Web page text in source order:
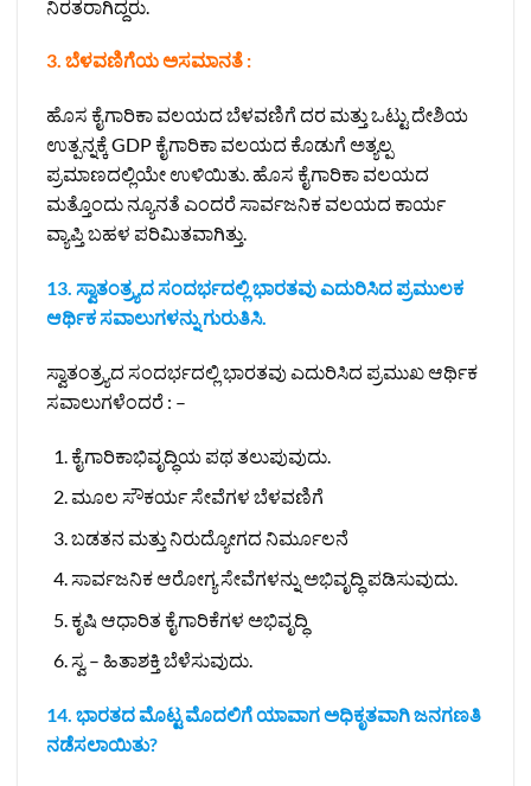
ನಿರತರಾಗಿದ್ದರು.
3. ಬೆಳವಣಿಗೆಯ ಅಸಮಾನತೆ :
ಹೊಸ ಕೈಗಾರಿಕಾ ವಲಯದ ಬೆಳವಣಿಗೆ ದರ ಮತ್ತು ಒಟ್ಟು ದೇಶಿಯ
ಉತ್ಪನ್ನಕ್ಕೆ GDP ಕೈಗಾರಿಕಾ ವಲಯದ ಕೊಡುಗೆ ಅತ್ಯಲ್ಪ
ಪ್ರಮಾಣದಲ್ಲಿಯೇ ಉಳಿಯಿತು. ಹೊಸ ಕೈಗಾರಿಕಾ ವಲಯದ
ಮತ್ತೊಂದು ನ್ಯೂನತೆ ಎಂದರೆ ಸಾರ್ವಜನಿಕ ವಲಯದ ಕಾರ್ಯ
ವ್ಯಾಪ್ತಿ ಬಹಳ ಪರಿಮಿತವಾಗಿತ್ತು.
13. ಸ್ವಾತಂತ್ರ್ಯದ ಸಂದರ್ಭದಲ್ಲಿ ಭಾರತವು ಎದುರಿಸಿದ ಪ್ರಮುಲಕ
ಆರ್ಥಿಕ ಸವಾಲುಗಳನ್ನು ಗುರುತಿಸಿ.
ಸ್ವಾತಂತ್ರ್ಯದ ಸಂದರ್ಭದಲ್ಲಿ ಭಾರತವು ಎದುರಿಸಿದ ಪ್ರಮುಖ ಆರ್ಥಿಕ
ಸವಾಲುಗಳೆಂದರೆ : –
ಕೈಗಾರಿಕಾಭಿವೃದ್ಧಿಯ ಪಥ ತಲುಪುವುದು.
ಮೂಲ ಸೌಕರ್ಯ ಸೇವೆಗಳ ಬೆಳವಣಿಗೆ
ಬಡತನ ಮತ್ತು ನಿರುದ್ಯೋಗದ ನಿರ್ಮೂಲನೆ
ಸಾರ್ವಜನಿಕ ಆರೋಗ್ಯ ಸೇವೆಗಳನ್ನು ಅಭಿವೃದ್ಧಿ ಪಡಿಸುವುದು.
ಕೃಷಿ ಆಧಾರಿತ ಕೈಗಾರಿಕೆಗಳ ಅಭಿವೃದ್ಧಿ
ಸ್ವ – ಹಿತಾಶಕ್ತಿ ಬೆಳೆಸುವುದು.
14. ಭಾರತದ ಮೊಟ್ಟ ಮೊದಲಿಗೆ ಯಾವಾಗ ಅಧಿಕೃತವಾಗಿ ಜನಗಣತಿ
ನಡೆಸಲಾಯಿತು?